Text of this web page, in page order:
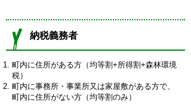
納税義務者
町内に住所がある方（均等割+所得割+森林環境
税）
町内に事務所・事業所又は家屋敷がある方で、
町内に住所がない方（均等割のみ）